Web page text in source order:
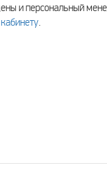
и персональный
.